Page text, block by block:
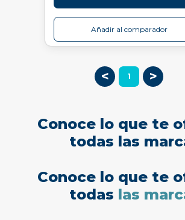
Añadir al comparador
< 1 >
Conoce lo que te
todas las
Conoce lo que te
todas las